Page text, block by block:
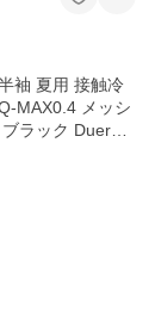
袖 夏用 接触冷
MAX0.4 メッシ
ラック DuerPr